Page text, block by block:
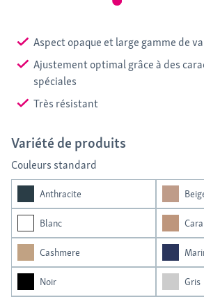
Aspect opaque et large gamme de
Ajustement optimal grâce à des
spéciales
Très résistant
Variété de produits
Couleurs standard
Anthracite
Blanc
Cashmere
Noir Gris